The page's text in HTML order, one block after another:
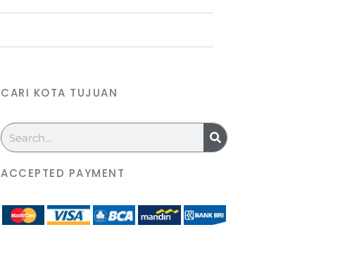
CARI KOTA TUJUAN
Search
ACCEPTED PAYMENT